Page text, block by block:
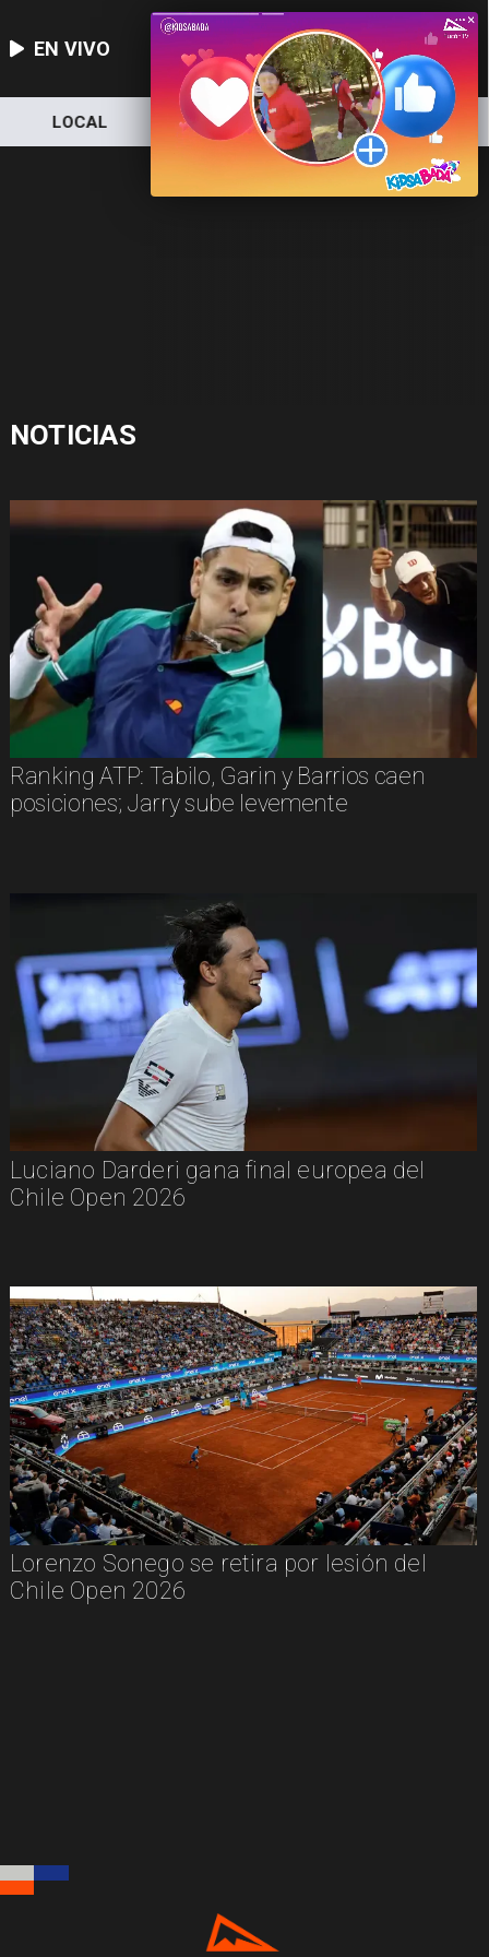
EN VIVO
LOCAL NACIONAL DEPORTES
NOTICIAS
Ranking ATP: Tabilo, Garin y Barrios caen
posiciones; Jarry sube levemente
Luciano Darderi gana final europea del
Chile Open 2026
Lorenzo Sonego se retira por lesión del
Chile Open 2026